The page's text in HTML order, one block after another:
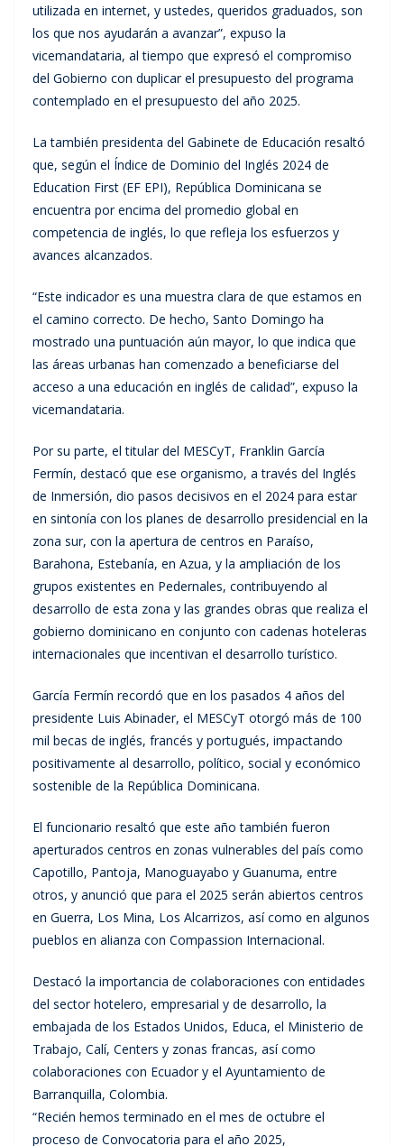
utilizada en internet, y ustedes, queridos graduados, son
los que nos ayudarán a avanzar”, expuso la
vicemandataria, al tiempo que expresó el compromiso
del Gobierno con duplicar el presupuesto del programa
contemplado en el presupuesto del año 2025.
La también presidenta del Gabinete de Educación resaltó
que, según el Índice de Dominio del Inglés 2024 de
Education First (EF EPI), República Dominicana se
encuentra por encima del promedio global en
competencia de inglés, lo que refleja los esfuerzos y
avances alcanzados.
“Este indicador es una muestra clara de que estamos en
el camino correcto. De hecho, Santo Domingo ha
mostrado una puntuación aún mayor, lo que indica que
las áreas urbanas han comenzado a beneficiarse del
acceso a una educación en inglés de calidad”, expuso la
vicemandataria.
Por su parte, el titular del MESCyT, Franklin García
Fermín, destacó que ese organismo, a través del Inglés
de Inmersión, dio pasos decisivos en el 2024 para estar
en sintonía con los planes de desarrollo presidencial en la
zona sur, con la apertura de centros en Paraíso,
Barahona, Estebanía, en Azua, y la ampliación de los
grupos existentes en Pedernales, contribuyendo al
desarrollo de esta zona y las grandes obras que realiza el
gobierno dominicano en conjunto con cadenas hoteleras
internacionales que incentivan el desarrollo turístico.
García Fermín recordó que en los pasados 4 años del
presidente Luis Abinader, el MESCyT otorgó más de 100
mil becas de inglés, francés y portugués, impactando
positivamente al desarrollo, político, social y económico
sostenible de la República Dominicana.
El funcionario resaltó que este año también fueron
aperturados centros en zonas vulnerables del país como
Capotillo, Pantoja, Manoguayabo y Guanuma, entre
otros, y anunció que para el 2025 serán abiertos centros
en Guerra, Los Mina, Los Alcarrizos, así como en algunos
pueblos en alianza con Compassion Internacional.
Destacó la importancia de colaboraciones con entidades
del sector hotelero, empresarial y de desarrollo, la
embajada de los Estados Unidos, Educa, el Ministerio de
Trabajo, Calí, Centers y zonas francas, así como
colaboraciones con Ecuador y el Ayuntamiento de
Barranquilla, Colombia.
“Recién hemos terminado en el mes de octubre el
proceso de Convocatoria para el año 2025,